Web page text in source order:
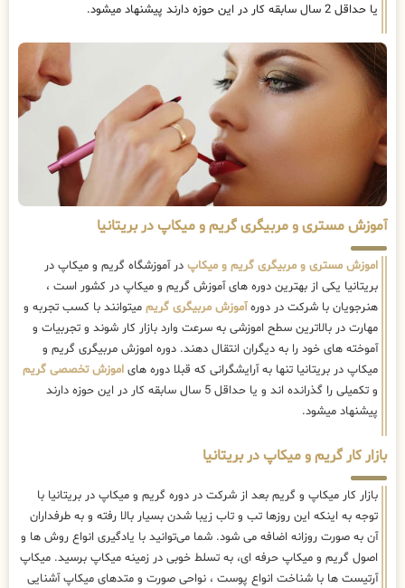
یا حداقل 2 سال سابقه کار در این حوزه دارند پیشنهاد میشود.
آموزش مستری و مربیگری گریم و میکاپ در بریتانیا
اموزش مستری و مربیگری گریم و میکاپ در آموزشگاه گریم و میکاپ در
بریتانیا یکی از بهترین دوره های آموزش گریم و میکاپ در کشور است ،
هنرجویان با شرکت در دورهآموزش مربیگری گریم میتوانند با کسب تجربه و
مهارت در بالاترین سطح اموزشی به سرعت وارد بازار کار شوند و تجربیات و
آموخته های خود را به دیگران انتقال دهند. دوره اموزش مربیگری گریم و
میکاپ در بریتانیا تنها به آرایشگرانی که قبلا دوره های اموزش تخصصی گریم
و تکمیلی را گذرانده اند و یا حداقل 5 سال سابقه کار در این حوزه دارند
پیشنهاد میشود.
بازار کار گریم و میکاپ در بریتانیا
بازار کار میکاپ و گریم بعد از شرکت در دوره گریم و میکاپ در بریتانیا با
توجه به اینکه این روزها تب و تاب زیبا شدن بسیار بالا رفته و به طرفداران
آن به صورت روزانه اضافه می شود. شما می‌توانید با یادگیری انواع روش ها و
اصول گریم و میکاپ حرفه ای، به تسلط خوبی در زمینه میکاپ برسید. میکاپ
آرتیست ها با شناخت انواع پوست ، نواحی صورت و متدهای میکاپ آشنایی